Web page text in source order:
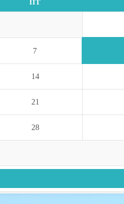
ПТ
7
14
21
28